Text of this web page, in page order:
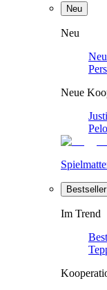
Neu
Neu
Neue
Bestseller
Im Trend